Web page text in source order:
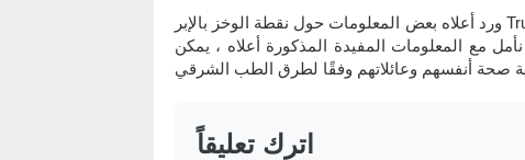
ورد أعلاه بعض المعلومات حول نقطة الوخز بالإبر Trung Quan وكذلك كيفية التأثير بشكل صحيح على نقطة الوخز
مع المعلومات المفيدة المذكورة أعلاه ، يمكن
اترك تعليقاً